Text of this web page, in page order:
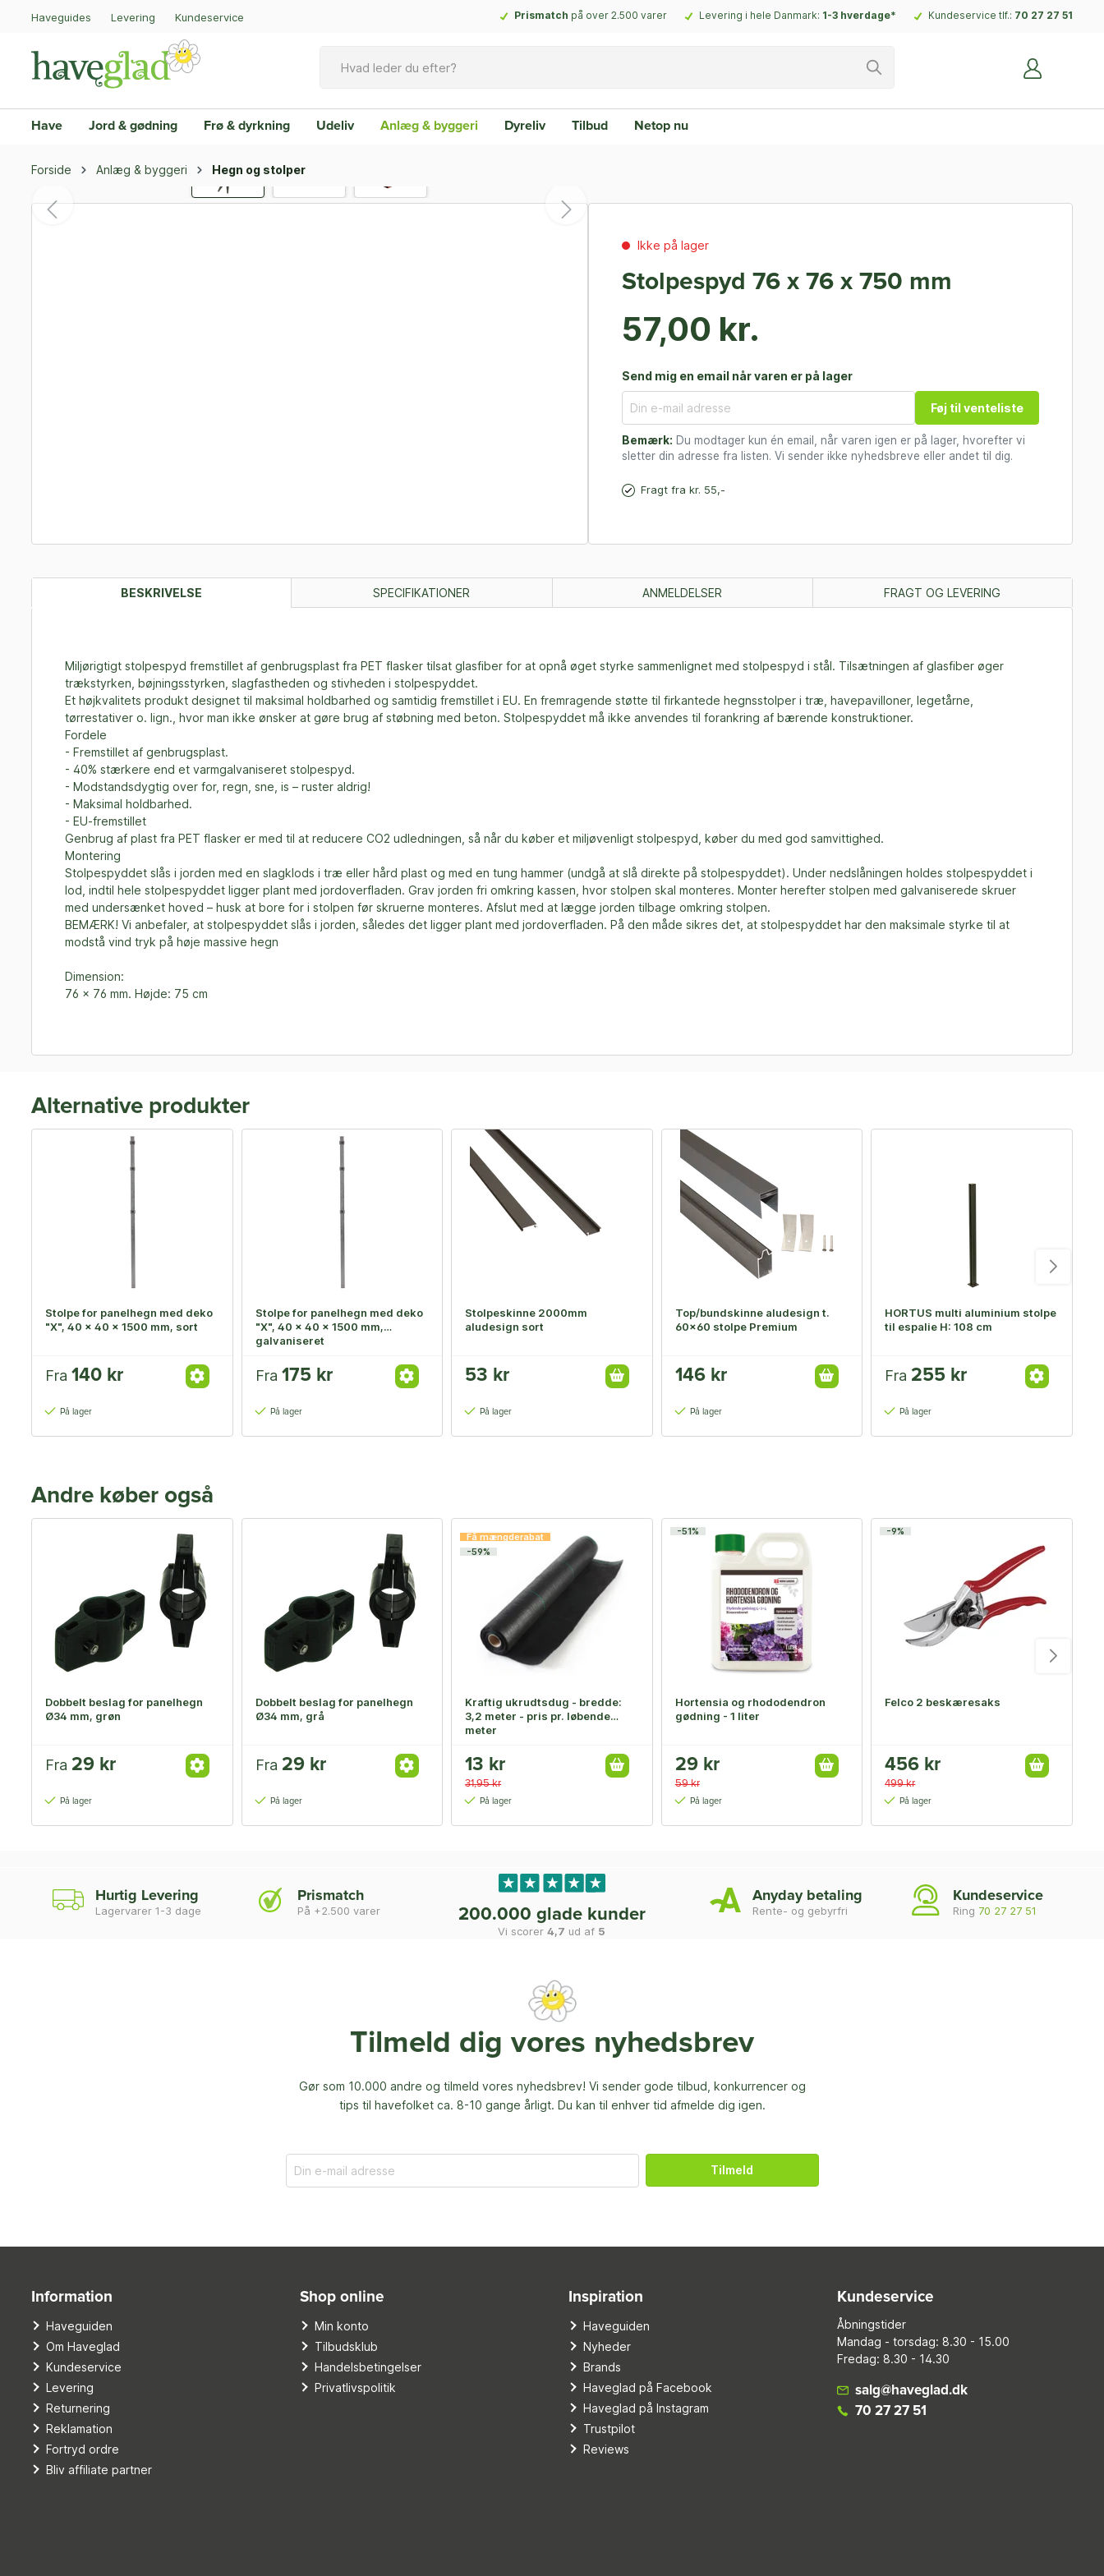
Haveguides Levering Kundeservice Prismatch på over 2.500 varer Levering i hele Danmark: 1-3 hverdage* Kundeservice tlf.: 70 27 27 51
Have Jord & gødning Frø & dyrkning Udeliv Anlæg & byggeri Dyreliv Tilbud Netop nu
Forside Anlæg & byggeri Hegn og stolper
Ikke på lager
Stolpespyd 76 x 76 x 750 mm
57,00 kr.
Send mig en email når varen er på lager
Føj til venteliste
Bemærk: Du modtager kun én email, når varen igen er på lager, hvorefter vi
sletter din adresse fra listen. Vi sender ikke nyhedsbreve eller andet til dig.
Fragt fra kr. 55,-
BESKRIVELSE SPECIFIKATIONER ANMELDELSER FRAGT OG LEVERING
Miljørigtigt stolpespyd fremstillet af genbrugsplast fra PET flasker tilsat glasfiber for at opnå øget styrke sammenlignet med stolpespyd i stål. Tilsætningen af glasfiber øger
trækstyrken, bøjningsstyrken, slagfastheden og stivheden i stolpespyddet.
Et højkvalitets produkt designet til maksimal holdbarhed og samtidig fremstillet i EU. En fremragende støtte til firkantede hegnsstolper i træ, havepavilloner, legetårne,
tørrestativer o. lign., hvor man ikke ønsker at gøre brug af støbning med beton. Stolpespyddet må ikke anvendes til forankring af bærende konstruktioner.
Fordele
- Fremstillet af genbrugsplast.
- 40% stærkere end et varmgalvaniseret stolpespyd.
- Modstandsdygtig over for, regn, sne, is – ruster aldrig!
- Maksimal holdbarhed.
- EU-fremstillet
Genbrug af plast fra PET flasker er med til at reducere CO2 udledningen, så når du køber et miljøvenligt stolpespyd, køber du med god samvittighed.
Montering
Stolpespyddet slås i jorden med en slagklods i træ eller hård plast og med en tung hammer (undgå at slå direkte på stolpespyddet). Under nedslåningen holdes stolpespyddet i
lod, indtil hele stolpespyddet ligger plant med jordoverfladen. Grav jorden fri omkring kassen, hvor stolpen skal monteres. Monter herefter stolpen med galvaniserede skruer
med undersænket hoved – husk at bore for i stolpen før skruerne monteres. Afslut med at lægge jorden tilbage omkring stolpen.
BEMÆRK! Vi anbefaler, at stolpespyddet slås i jorden, således det ligger plant med jordoverfladen. På den måde sikres det, at stolpespyddet har den maksimale styrke til at
modstå vind tryk på høje massive hegn
Dimension:
76 x 76 mm. Højde: 75 cm
Alternative produkter
Stolpe for panelhegn med deko
"X", 40 x 40 x 1500 mm, sort
Fra 140 kr
På lager
Stolpe for panelhegn med deko
"X", 40 x 40 x 1500 mm,
galvaniseret
Fra 175 kr
På lager
Stolpeskinne 2000mm
aludesign sort
53 kr
På lager
Top/bundskinne aludesign t.
60x60 stolpe Premium
146 kr
På lager
HORTUS multi aluminium stolpe
til espalie H: 108 cm
Fra 255 kr
På lager
Andre køber også
Dobbelt beslag for panelhegn
Ø34 mm, grøn
Fra 29 kr
På lager
Dobbelt beslag for panelhegn
Ø34 mm, grå
Fra 29 kr
På lager
Få mængderabat
-59%
Kraftig ukrudtsdug - bredde:
3,2 meter - pris pr. løbende
meter
13 kr
31,95 kr
På lager
-51%
Hortensia og rhododendron
gødning - 1 liter
29 kr
59 kr
På lager
-9%
Felco 2 beskæresaks
456 kr
499 kr
På lager
Hurtig Levering
Lagervarer 1-3 dage
Prismatch
På +2.500 varer 200.000 glade kunder
Vi scorer4,7 ud af 5
Anyday betaling
Rente- og gebyrfri
Kundeservice
Ring 70 27 27 51
Tilmeld dig vores nyhedsbrev
Gør som 10.000 andre og tilmeld vores nyhedsbrev! Vi sender gode tilbud, konkurrencer og
tips til havefolket ca. 8-10 gange årligt. Du kan til enhver tid afmelde dig igen.
Tilmeld
Information
Haveguiden
Om Haveglad
Kundeservice
Levering
Returnering
Reklamation
Fortryd ordre
Bliv affiliate partner
Shop online
Min konto
Tilbudsklub
Handelsbetingelser
Privatlivspolitik
Inspiration
Haveguiden
Nyheder
Brands
Haveglad på Facebook
Haveglad på Instagram
Trustpilot
Reviews
Kundeservice
Åbningstider
Mandag - torsdag: 8.30 - 15.00
Fredag: 8.30 - 14.30
salg@haveglad.dk
70 27 27 51